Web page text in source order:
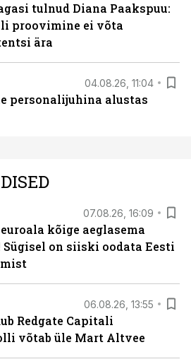
tulnud Diana Paakspuu:
proovimine ei võta
ära
04.08.26, 11:04
personalijuhina alustas
07.08.26, 16:09
kõige aeglasema
on siiski oodata Eesti
06.08.26, 13:55
Redgate Capitali
võtab üle Mart Altvee